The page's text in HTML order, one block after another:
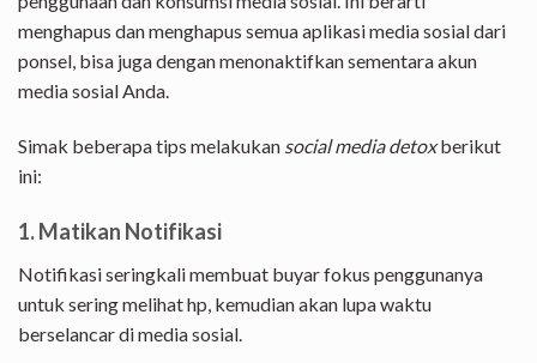
menghapus dan menghapus semua aplikasi media sosial dari
ponsel, bisa juga dengan menonaktifkan sementara akun
media sosial Anda.
Simak beberapa tips melakukan social media detoxberikut
ini:
1. Matikan Notifikasi
Notifikasi seringkali membuat buyar fokus penggunanya
untuk sering melihat hp, kemudian akan lupa waktu
berselancar di media sosial.